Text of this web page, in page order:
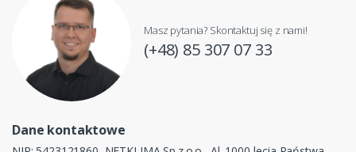
Masz pytania? Skontaktuj się z nami!
(+48) 85 307 07 33
Dane kontaktowe